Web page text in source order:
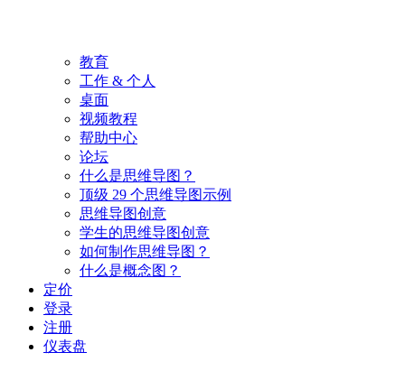
教育
工作 & 个人
桌面
视频教程
帮助中心
论坛
什么是思维导图？
顶级 29 个思维导图示例
思维导图创意
学生的思维导图创意
如何制作思维导图？
什么是概念图？
定价
登录
注册
仪表盘